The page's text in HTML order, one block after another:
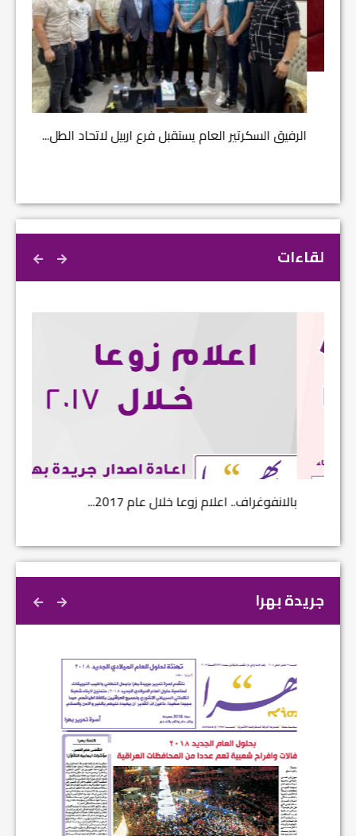
الرفيق السكرتير العام يستقبل فرع اربيل لاتحاد الطل...
لقاءات
بالانفوغراف.. اعلام زوعا خلال عام 2017...
جريدة بهرا